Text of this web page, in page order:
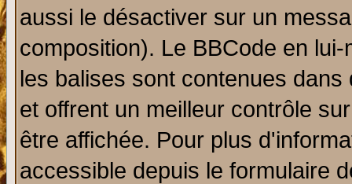
aussi le désactiver sur un
composition). Le BBCode en
les balises sont contenues
et offrent un meilleur contrôle
être affichée. Pour plus
accessible depuis le formulaire